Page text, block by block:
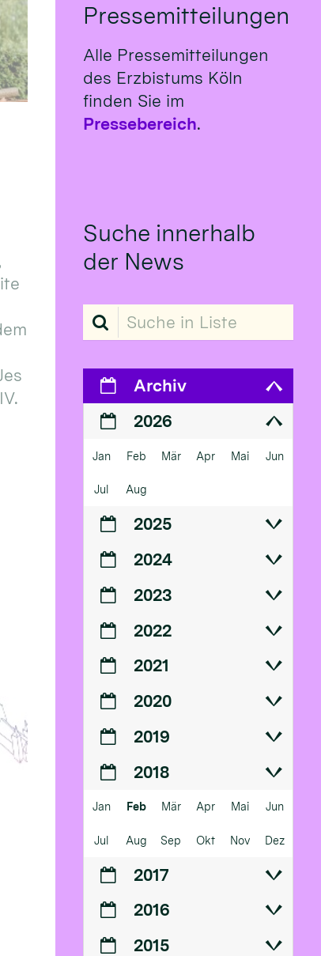
Pressemitteilungen
Alle Pressemitteilungen
des Erzbistums Köln
finden Sie im
Pressebereich.
Suche innerhalb
der News
Suche in Liste
Archiv
2026
Jan Feb Mär Apr Mai Jun
Jul Aug
2025
2024
2023
2022
2021
2020
2019
2018
Jan Feb Mär Apr Mai Jun
Jul Aug Sep Okt Nov Dez
2017
2016
2015